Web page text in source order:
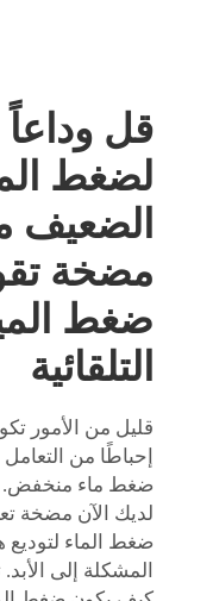
قل وداعاً
لضغط
الضعيف
مضخة
ضغط
التلقائية
قليل من الأمور
إحباطًا من
ضغط ماء منخفض.
لديك الآن مضخة
ضغط الماء لتوديع
المشكلة إلى